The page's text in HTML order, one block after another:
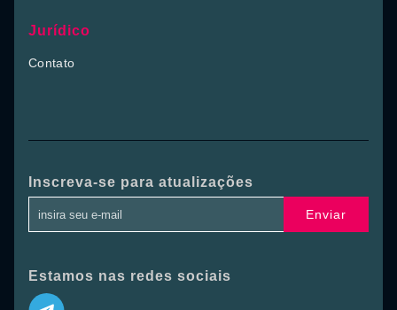
Jurídico
Contato
Inscreva-se para atualizações
Enviar
Estamos nas redes sociais